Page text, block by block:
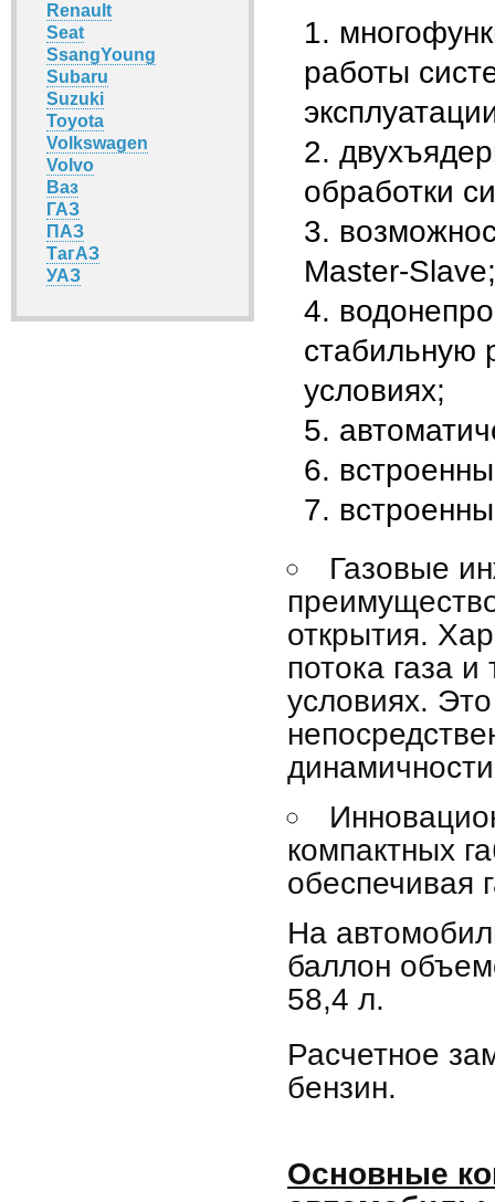
Renault
Seat
SsangYoung
Subaru
Suzuki
Toyota
Volkswagen
Volvo
Ваз
ГАЗ
ПАЗ
ТагАЗ
УАЗ
работы
обработки
Master-Slave;
стабильную
условиях;
Газовые
открытия.
потока газа
условиях.
компактных
обеспечивая
На
баллон
58,4 л.
Расчетное
бензин.
Основные